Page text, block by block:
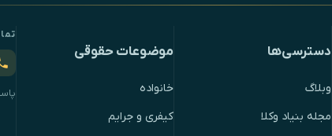
دسترسی‌ها
وبلاگ
مجله بنیاد وکلا
موضوعات حقوقی
خانواده
کیفری و جرایم